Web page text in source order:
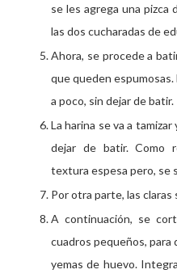
se les agrega una pizca
las dos cucharadas de
Ahora, se procede a
que queden
a poco, sin dejar de batir.
La harina se va a
dejar de batir. Como
textura espesa pero, se
Por otra parte, las
A continuación, se
cuadros pequeños, para
yemas de huevo.